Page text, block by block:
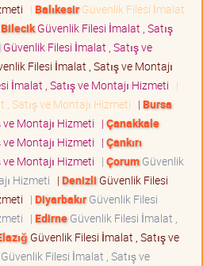
| BalıkesirGüvenlik Filesi İmalat
BilecikGüvenlik Filesi İmalat , Satış
Güvenlik Filesi İmalat , Satış ve
Filesi İmalat , Satış ve Montajı
İmalat , Satış ve Montajı Hizmeti |
Satış ve Montajı Hizmeti | Bursa
Montajı Hizmeti | Çanakkale
Montajı Hizmeti | Çankırı
Montajı Hizmeti | ÇorumGüvenlik
Hizmeti | Denizli Güvenlik Filesi
| DiyarbakırGüvenlik Filesi
| EdirneGüvenlik Filesi İmalat ,
Güvenlik Filesi İmalat , Satış ve
Filesi İmalat , Satış ve